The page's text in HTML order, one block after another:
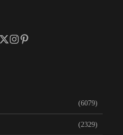
(6079)
(2329)